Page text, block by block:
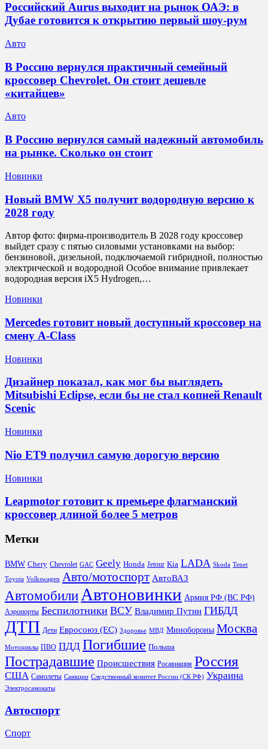
Российский Aurus выходит на рынок ОАЭ: в
Дубае готовится к открытию первый шоу-рум
Авто
В Россию вернулся практичный семейный
кроссовер Chevrolet. Он стоит дешевле
«китайцев»
Авто
В Россию вернулся самый надежный автомобиль
на рынке. Сколько он стоит
Новинки
Новый BMW X5 получит водородную версию к
2028 году
Автор фото: фирма-производитель В 2028 году кроссовер
выйдет сразу с пятью силовыми установками на выбор:
бензиновой, дизельной, подключаемой гибридной, полностью
электрической и водородной Особое внимание привлекает
водородная версия iX5 Hydrogen,…
Новинки
Mercedes готовит новый доступный кроссовер на
смену A-Class
Новинки
Дизайнер показал, как мог бы выглядеть
Mitsubishi Eclipse, если бы не стал копией Renault
Scenic
Новинки
Nio ET9 получил самую дорогую версию
Новинки
Leapmotor готовит к премьере флагманский
кроссовер длиной более 5 метров
Метки
BMW Chery Chevrolet GAC Geely Honda Jetour Kia LADA Skoda Tenet
Toyota Volkswagen Авто/мотоспорт АвтоВАЗ
Автомобили Автоновинки Армия РФ (ВС РФ)
Аэропорты Беспилотники ВСУ Владимир Путин ГИБДД
ДТП Дети Евросоюз (ЕС) Здоровье МВД Минобороны Москва
Мотоциклы ПВО ПДД Погибшие Польша
Пострадавшие Происшествия Росавиация Россия
США Самолеты Санкции Следственный комитет России (СК РФ) Украина
Электросамокаты
Автоспорт
Спорт